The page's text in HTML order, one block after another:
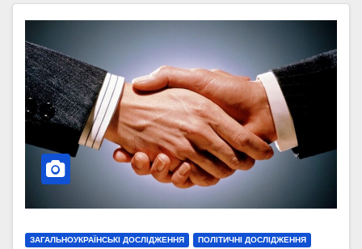
ЗАГАЛЬНОУКРАЇНСЬКІ ДОСЛІДЖЕННЯ ПОЛІТИЧНІ ДОСЛІДЖЕННЯ